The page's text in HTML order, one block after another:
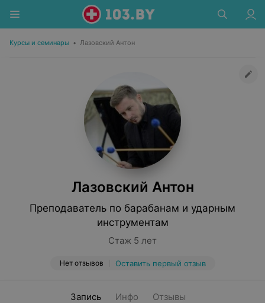
Курсы и семинары • Лазовский Антон
Лазовский Антон
Преподаватель по барабанам и ударным
инструментам
Стаж 5 лет
Нет отзывов Оставить первый отзыв
Запись Инфо Отзывы